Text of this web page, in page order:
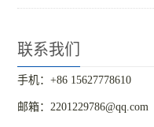
联系我们
手机：+86 15627778610
邮箱：2201229786@qq.com